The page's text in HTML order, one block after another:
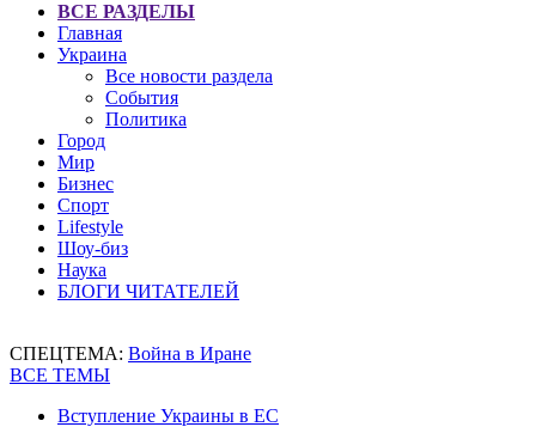
ВСЕ РАЗДЕЛЫ
Главная
Украина
Все новости раздела
События
Политика
Город
Мир
Бизнес
Спорт
Lifestyle
Шоу-биз
Наука
БЛОГИ ЧИТАТЕЛЕЙ
СПЕЦТЕМА: Война в Иране
ВСЕ ТЕМЫ
Вступление Украины в ЕС